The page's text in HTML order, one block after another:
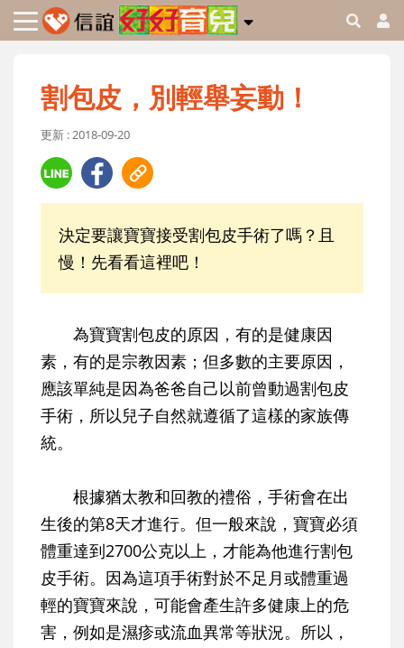
割包皮，別輕舉妄動！
更新 : 2018-09-20
決定要讓寶寶接受割包皮手術了嗎？且
慢！先看看這裡吧！
為寶寶割包皮的原因，有的是健康因
素，有的是宗教因素；但多數的主要原因，
應該單純是因為爸爸自己以前曾動過割包皮
手術，所以兒子自然就遵循了這樣的家族傳
統。
根據猶太教和回教的禮俗，手術會在出
生後的第8天才進行。但一般來說，寶寶必須
體重達到2700公克以上，才能為他進行割包
皮手術。因為這項手術對於不足月或體重過
輕的寶寶來說，可能會產生許多健康上的危
害，例如是濕疹或流血異常等狀況。所以，